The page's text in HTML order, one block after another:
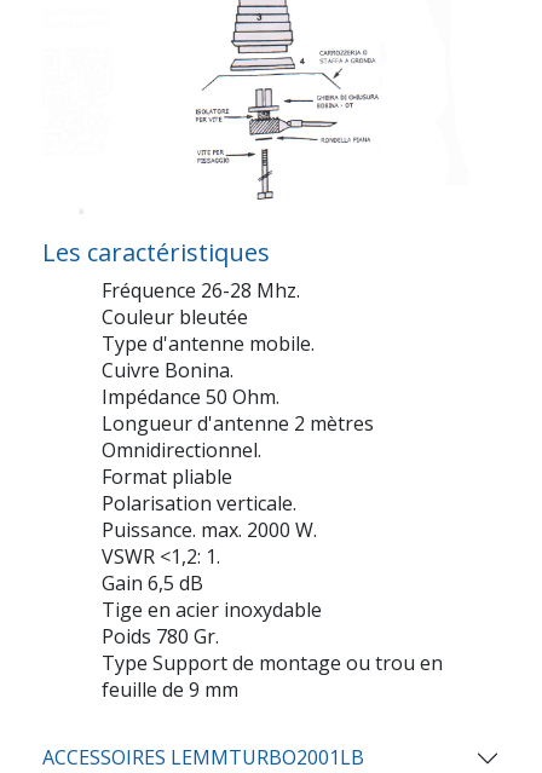
Les caractéristiques
Fréquence 26-28 Mhz.
Couleur bleutée
Type d'antenne mobile.
Cuivre Bonina.
Impédance 50 Ohm.
Longueur d'antenne 2 mètres
Omnidirectionnel.
Format pliable
Polarisation verticale.
Puissance. max. 2000 W.
VSWR <1,2: 1.
Gain 6,5 dB
Tige en acier inoxydable
Poids 780 Gr.
Type Support de montage ou trou en
feuille de 9 mm
ACCESSOIRES LEMMTURBO2001LB